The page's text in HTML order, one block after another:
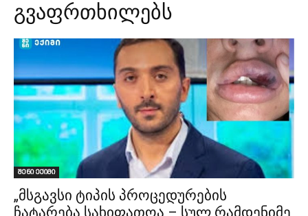
გვაფრთხილებს
შენი ექიმი
„მსგავსი ტიპის პროცედურების
ჩატარება სახიფათოა – სულ რამდენიმე